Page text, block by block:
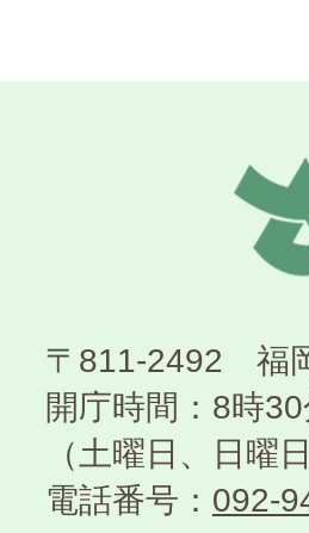
〒811-2492 福
開庁時間：8時
（土曜日、日曜
電話番号： 092-